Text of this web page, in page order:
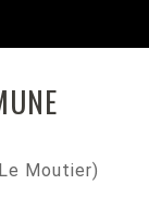
Moutier)